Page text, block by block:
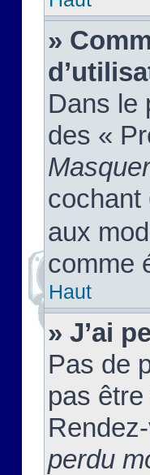
»
Dans le
des «
cochant
aux
comme
Haut
» J’ai
Pas de
pas
perdu